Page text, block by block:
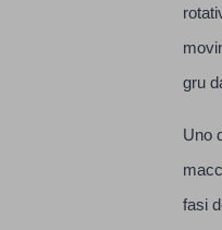
gru
Uno
fasi